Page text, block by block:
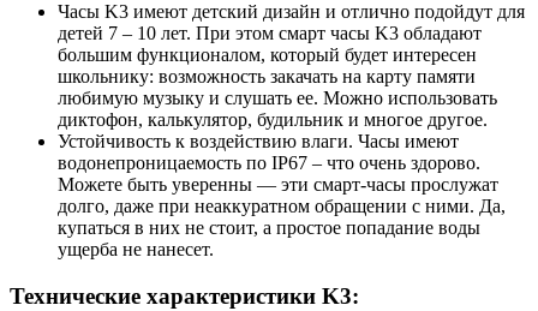
Часы K3 имеют детский дизайн и отлично подойдут для
детей 7 – 10 лет. При этом смарт часы K3 обладают
большим функционалом, который будет интересен
школьнику: возможность закачать на карту памяти
любимую музыку и слушать ее. Можно использовать
диктофон, калькулятор, будильник и многое другое.
Устойчивость к воздействию влаги. Часы имеют
водонепроницаемость по IP67 – что очень здорово.
Можете быть уверенны — эти смарт-часы прослужат
долго, даже при неаккуратном обращении с ними. Да,
купаться в них не стоит, а простое попадание воды
ущерба не нанесет.
Технические характеристики K3: